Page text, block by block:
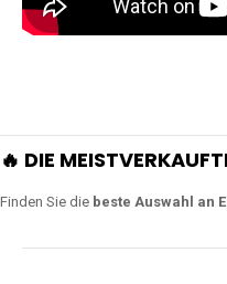
🔥 DIE
Finden Sie die beste Auswahl an